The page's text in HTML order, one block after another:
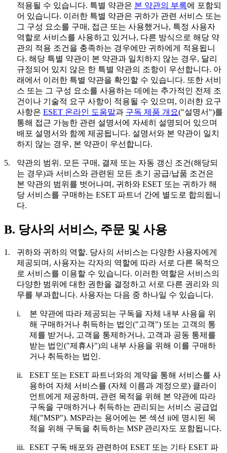
적용될 수 있습니다. 특별 약관은 본 약관의 부록에 포함되
어 있습니다. 이러한 특별 약관은 귀하가 관련 서비스 또는
그 구성 요소를 구매, 접근 또는 사용했거나, 특정 사용자
역할로 서비스를 사용하고 있거나, 다른 방식으로 해당 약
관의 적용 조건을 충족하는 경우에만 귀하에게 적용됩니
다. 해당 특별 약관이 본 약관과 일치하지 않는 경우, 달리
규정되어 있지 않은 한 특별 약관의 조항이 우선합니다. 아
래에서 이러한 특별 약관을 확인할 수 있습니다. 또한 서비
스 또는 그 구성 요소를 사용하는 데에는 추가적인 전제 조
건이나 기술적 요구 사항이 적용될 수 있으며, 이러한 요구
사항은 ESET 온라인 도움말과 구독 제품 개요("설명서 ")를
통해 접근 가능한 관련 설명서에 자세히 설명되어 있으며
배포 설명서와 함께 제공됩니다. 설명서와 본 약관이 일치
하지 않는 경우, 본 약관이 우선합니다.
5. 약관의 범위. 모든 구매, 결제 또는 자동 갱신 조건(해당되
는 경우)과 서비스와 관련된 모든 초기 공급/납품 조건은
본 약관의 범위를 벗어나며, 귀하와 ESET 또는 귀하가 해
당 서비스를 구매하는 ESET 파트너 간에 별도로 합의됩니
다.
B. 당사의 서비스, 주문 및 사용
1. 귀하와 귀하의 역할. 당사의 서비스는 다양한 사용자에게
제공되며, 사용자는 각자의 역할에 따라 서로 다른 목적으
로 서비스를 이용할 수 있습니다. 이러한 역할은 서비스의
다양한 범위에 대한 권한을 결정하고 서로 다른 권리와 의
무를 부과합니다. 사용자는 다음 중 하나일 수 있습니다.
i.
본 약관에 따라 제공되는 구독을 자체 내부 사용을 위
해 구매하거나 취득하는 법인("고객") 또는 고객의 통
제를 받거나, 고객을 통제하거나, 고객과 공동 통제를
받는 법인("제휴사")의 내부 사용을 위해 이를 구매하
거나 취득하는 법인.
ii.
ESET 또는 ESET 파트너와의 계약을 통해 서비스를 사
용하여 자체 서비스를 (자체 이름과 계정으로) 클라이
언트에게 제공하며, 관련 목적을 위해 본 약관에 따라
구독을 구매하거나 취득하는 관리되는 서비스 공급업
체("MSP"). MSP라는 용어에는 본 섹션 ii에 명시된 목
적을 위해 구독을 취득하는 MSP 관리자도 포함됩니다.
iii. ESET 구독 배포와 관련하여 ESET 또는 기타 ESET 파